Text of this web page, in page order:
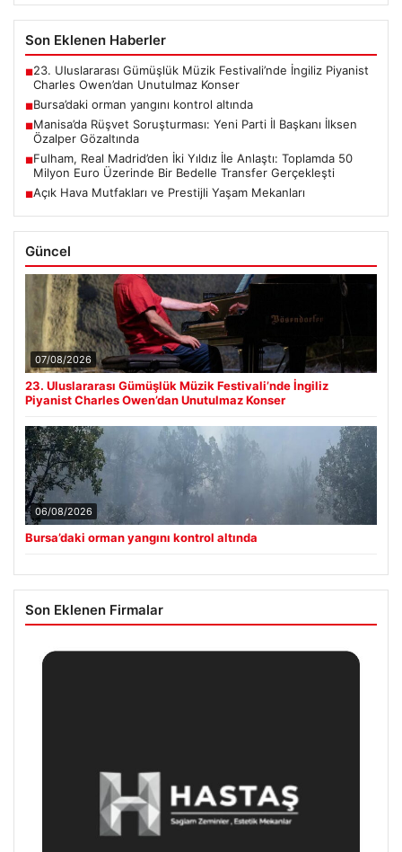
Son Eklenen Haberler
■23. Uluslararası Gümüşlük Müzik Festivali’nde İngiliz Piyanist
Charles Owen’dan Unutulmaz Konser
■Bursa’daki orman yangını kontrol altında
■Manisa’da Rüşvet Soruşturması: Yeni Parti İl Başkanı İlksen
Özalper Gözaltında
■Fulham, Real Madrid’den İki Yıldız İle Anlaştı: Toplamda 50
Milyon Euro Üzerinde Bir Bedelle Transfer Gerçekleşti
■Açık Hava Mutfakları ve Prestijli Yaşam Mekanları
Güncel
07/08/2026
23. Uluslararası Gümüşlük Müzik Festivali’nde İngiliz
Piyanist Charles Owen’dan Unutulmaz Konser
06/08/2026
Bursa’daki orman yangını kontrol altında
Son Eklenen Firmalar